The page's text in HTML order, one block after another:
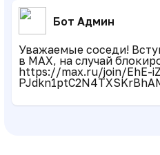
Бот Админ
Уважаемые соседи!
в MAX, на случай
https://max.ru/join/EhE-